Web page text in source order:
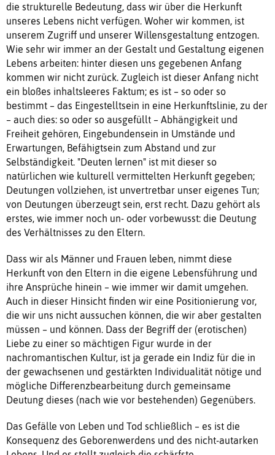
die strukturelle Bedeutung, dass wir über die Herkunft
unseres Lebens nicht verfügen. Woher wir kommen, ist
unserem Zugriff und unserer Willensgestaltung entzogen.
Wie sehr wir immer an der Gestalt und Gestaltung eigenen
Lebens arbeiten: hinter diesen uns gegebenen Anfang
kommen wir nicht zurück. Zugleich ist dieser Anfang nicht
ein bloßes inhaltsleeres Faktum; es ist – so oder so
bestimmt – das Eingestelltsein in eine Herkunftslinie, zu der
– auch dies: so oder so ausgefüllt – Abhängigkeit und
Freiheit gehören, Eingebundensein in Umstände und
Erwartungen, Befähigtsein zum Abstand und zur
Selbständigkeit. "Deuten lernen" ist mit dieser so
natürlichen wie kulturell vermittelten Herkunft gegeben;
Deutungen vollziehen, ist unvertretbar unser eigenes Tun;
von Deutungen überzeugt sein, erst recht. Dazu gehört als
erstes, wie immer noch un- oder vorbewusst: die Deutung
des Verhältnisses zu den Eltern.
Dass wir als Männer und Frauen leben, nimmt diese
Herkunft von den Eltern in die eigene Lebensführung und
ihre Ansprüche hinein – wie immer wir damit umgehen.
Auch in dieser Hinsicht finden wir eine Positionierung vor,
die wir uns nicht aussuchen können, die wir aber gestalten
müssen – und können. Dass der Begriff der (erotischen)
Liebe zu einer so mächtigen Figur wurde in der
nachromantischen Kultur, ist ja gerade ein Indiz für die in
der gewachsenen und gestärkten Individualität nötige und
mögliche Differenzbearbeitung durch gemeinsame
Deutung dieses (nach wie vor bestehenden) Gegenübers.
Das Gefälle von Leben und Tod schließlich – es ist die
Konsequenz des Geborenwerdens und des nicht-autarken